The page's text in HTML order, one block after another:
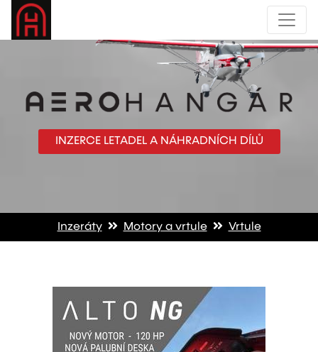
INZERCE LETADEL A NÁHRADNÍCH DÍLŮ
Inzeráty Motory a vrtule Vrtule